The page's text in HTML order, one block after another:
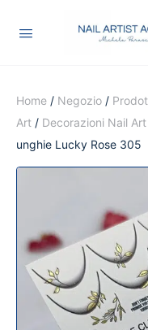
Home / Negozio /
Art / Decorazioni Nail Art
unghie Lucky Rose 305